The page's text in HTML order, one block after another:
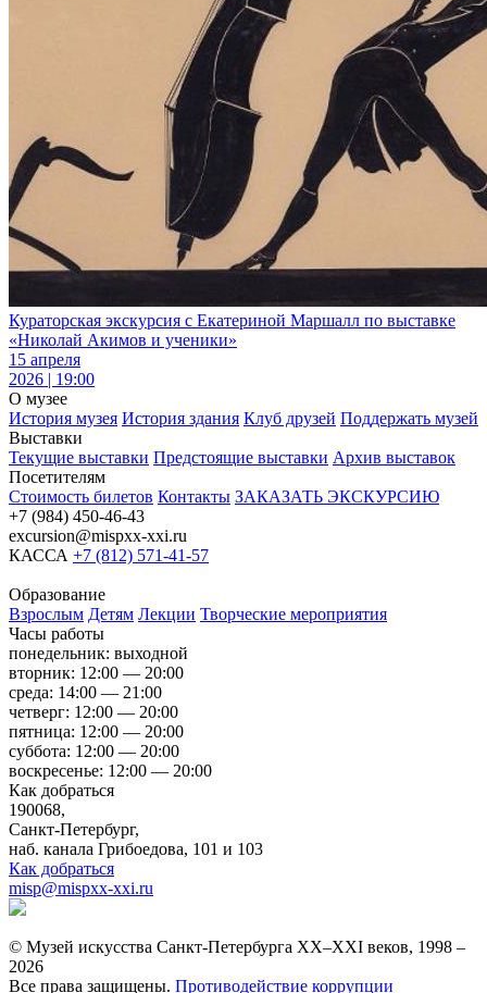
Кураторская экскурсия с Екатериной Маршалл по выставке
«Николай Акимов и ученики»
15 апреля
2026 | 19:00
О музее
История музея История здания Клуб друзей Поддержать музей
Выставки
Текущие выставки Предстоящие выставки Архив выставок
Посетителям
Стоимость билетов Контакты ЗАКАЗАТЬ ЭКСКУРСИЮ
+7 (984) 450-46-43
excursion@mispxx-xxi.ru
КАССА +7 (812) 571-41-57
Образование
Взрослым Детям Лекции Творческие мероприятия
Часы работы
понедельник: выходной
вторник: 12:00 — 20:00
среда: 14:00 — 21:00
четверг: 12:00 — 20:00
пятница: 12:00 — 20:00
суббота: 12:00 — 20:00
воскресенье: 12:00 — 20:00
Как добраться
190068,
Санкт-Петербург,
наб. канала Грибоедова, 101 и 103
Как добраться
misp@mispxx-xxi.ru
© Музей искусства Санкт-Петербурга XX–XXI веков, 1998 –
2026
Все права защищены. Противодействие коррупции